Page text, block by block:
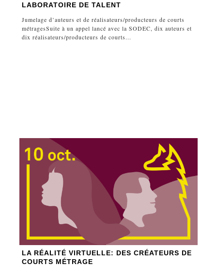
LABORATOIRE DE TALENT
Jumelage d’auteurs et de réalisateurs/producteurs de courts
métragesSuite à un appel lancé avec la SODEC, dix auteurs et
dix réalisateurs/producteurs de courts...
LA RÉALITÉ VIRTUELLE: DES CRÉATEURS DE
COURTS MÉTRAGE